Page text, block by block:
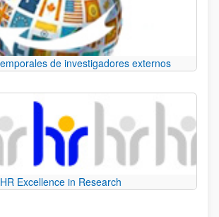
de investigadores externos
HR Excellence in Research